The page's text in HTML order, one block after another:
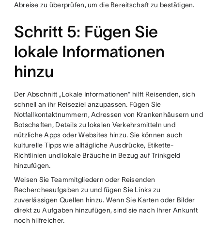
Abreise zu überprüfen, um die Bereitschaft zu bestätigen.
Schritt 5: Fügen Sie
lokale Informationen
hinzu
Der Abschnitt „Lokale Informationen“ hilft Reisenden, sich
schnell an ihr Reiseziel anzupassen. Fügen Sie
Notfallkontaktnummern, Adressen von Krankenhäusern und
Botschaften, Details zu lokalen Verkehrsmitteln und
nützliche Apps oder Websites hinzu. Sie können auch
kulturelle Tipps wie alltägliche Ausdrücke, Etikette-
Richtlinien und lokale Bräuche in Bezug auf Trinkgeld
hinzufügen.
Weisen Sie Teammitgliedern oder Reisenden
Rechercheaufgaben zu und fügen Sie Links zu
zuverlässigen Quellen hinzu. Wenn Sie Karten oder Bilder
direkt zu Aufgaben hinzufügen, sind sie nach Ihrer Ankunft
noch hilfreicher.